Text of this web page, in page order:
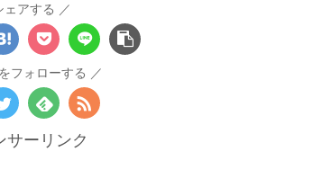
ェアする
フォローする
サーリンク